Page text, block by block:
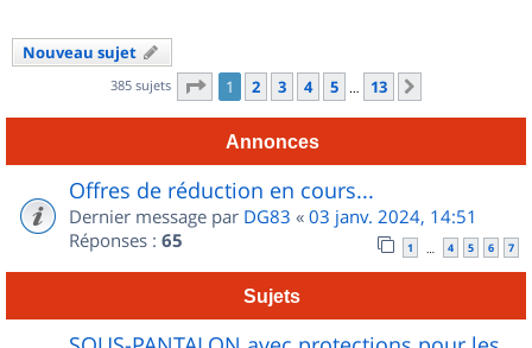
Nouveau sujet
385 sujets Page 1sur
1 2 3 4 5 … 13
Annonces
Offres de réduction en cours...
Dernier message par DG83 « 03 janv. 2024, 14:51
Réponses : 65 1 … 4 5 6 7
Sujets